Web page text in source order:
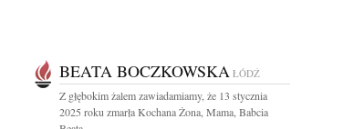
BEATA BOCZKOWSKA ŁÓDŹ
Z głębokim żalem zawiadamiamy, że 13 stycznia
2025 roku zmarła Kochana Żona, Mama, Babcia